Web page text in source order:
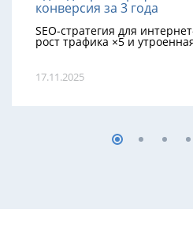
конверсия за 3 года
SEO-стратегия для
рост трафика ×5 и
17.11.2025